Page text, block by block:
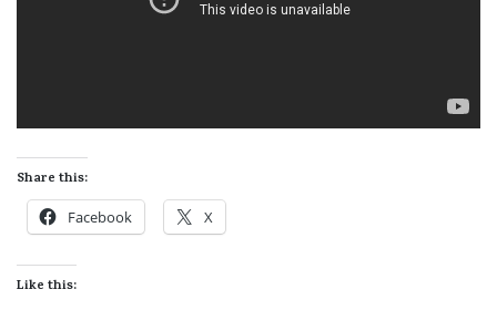
Share this:
Facebook X
Like this: